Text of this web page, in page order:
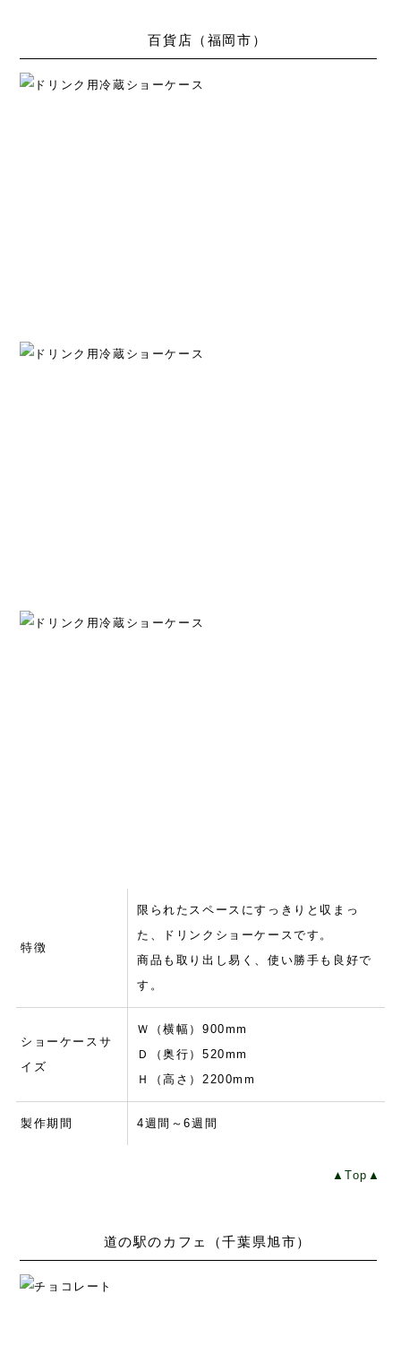
百貨店（福岡市）
特徴
限られたスペースにすっきりと収まっ
た、ドリンクショーケースです。
商品も取り出し易く、使い勝手も良好で
す。
ショーケースサ
イズ
Ｗ（横幅）900mm
Ｄ（奥行）520mm
Ｈ（高さ）2200mm
製作期間 4週間～6週間
▲Top▲
道の駅のカフェ（千葉県旭市）